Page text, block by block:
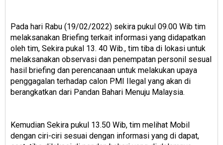
Pada hari Rabu (19/02/2022) sekira pukul 09.00 Wib tim
melaksanakan Briefing terkait informasi yang didapatkan
oleh tim, Sekira pukal 13. 40 Wib., tim tiba di lokasi untuk
melaksanakan observasi dan penempatan personil sesual
hasil briefing dan perencanaan untuk melakukan upaya
penggagalan terhadap calon PMI Ilegal yang akan di
berangkatkan dari Pandan Bahari Menuju Malaysia.
Kemudian Sekira pukul 13.50 Wib, tim melihat Mobil
dengan ciri-ciri sesuai dengan informasi yang di dapat,